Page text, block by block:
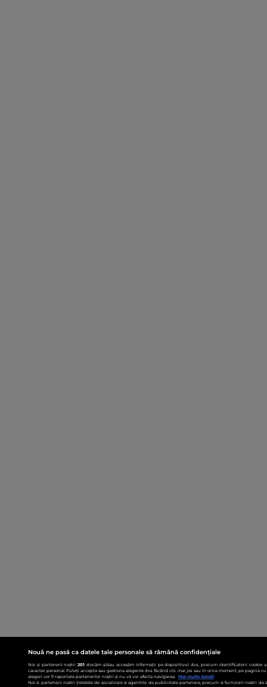
Nouă ne pasă ca datele tale personale să rămână confidențiale
Noi și partenerii noștri201 stocăm și/sau accesăm informații pe dispozitivul dvs., precum identificatorii
caracter personal. Puteți accepta sau gestiona alegerile dvs. făcând clic mai jos sau în orice moment, pe pagina
alegeri vor fi raportate partenerilor noștri și nu vă vor afecta navigarea.
Mai multe detalii
Noi si partenerii nostri (retelele de socializare si agentiile de publicitate partenere, precum si furnizorii nostri de